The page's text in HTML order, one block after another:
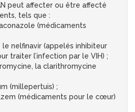
peut affecter ou être affecté
tels que :
(médicaments
le nelfinavir (appelés inhibiteur
traiter l’infection par le VIH) ;
la clarithromycine
(millepertuis) ;
(médicaments pour le cœur)